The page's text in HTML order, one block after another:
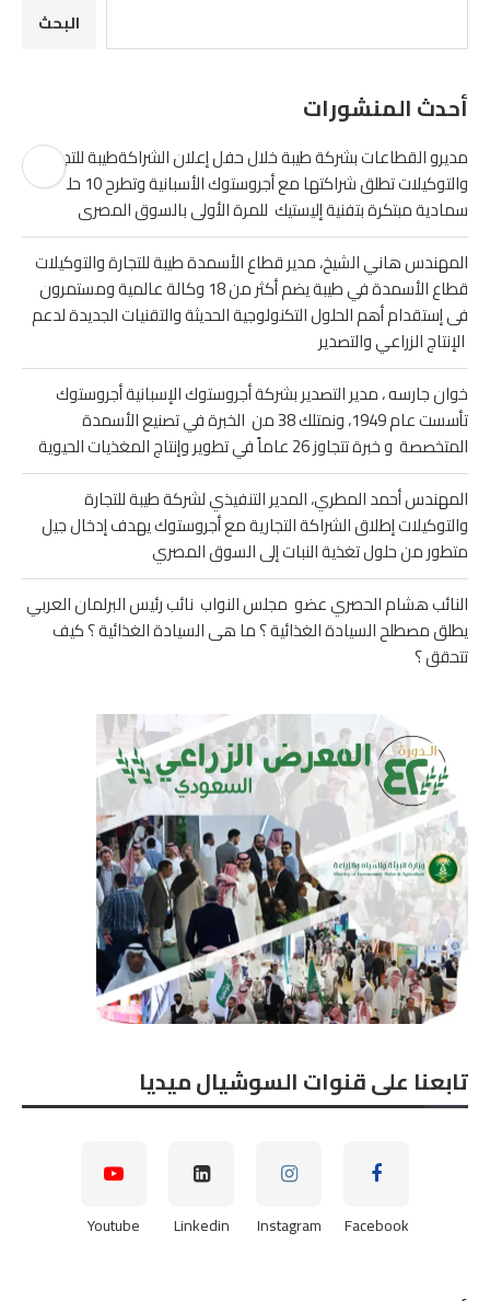
البحث
أحدث المنشورات
مديرو القطاعات بشركة طيبة خلال حفل إعلان الشراكةطيبة للتجارة
والتوكيلات تطلق شراكتها مع أجروستوك الأسبانية وتطرح 10 حلول
سمادية مبتكرة بتفنية إليستيك للمرة الأولى بالسوق المصرى
المهندس هاني الشيخ، مدير قطاع الأسمدة طيبة للتجارة والتوكيلات
قطاع الأسمدة في طيبة يضم أكثر من 18 وكالة عالمية ومستمرون
فى إستقدام أهم الحلول التكنولوجية الحديثة والتقنيات الجديدة لدعم
الإنتاج الزراعي والتصدير
خوان جارسه ، مدير التصدير بشركة أجروستوك الإسبانية أجروستوك
تأسست عام 1949، ونمتلك 38 من الخبرة في تصنيع الأسمدة
المتخصصة و خبرة تتجاوز 26 عاماً في تطوير وإنتاج المغذيات الحيوية
المهندس أحمد المطري، المدير التنفيذي لشركة طيبة للتجارة
والتوكيلات إطلاق الشراكة التجارية مع أجروستوك يهدف إدخال جيل
متطور من حلول تغذية النبات إلى السوق المصري
النائب هشام الحصري عضو مجلس النواب نائب رئيس البرلمان العربي
يطلق مصطلح السيادة الغذائية ؟ ما هى السيادة الغذائية ؟ كيف
تتحقق ؟
تابعنا على قنوات السوشيال ميديا
Facebook
Instagram
Linkedin
Youtube